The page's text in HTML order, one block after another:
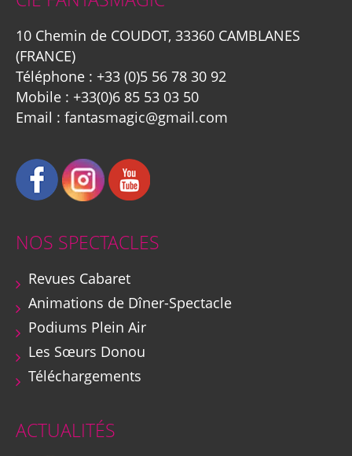
10 Chemin de COUDOT, 33360 CAMBLANES
(FRANCE)
Téléphone : +33 (0)5 56 78 30 92
Mobile : +33(0)6 85 53 03 50
Email : fantasmagic@gmail.com
NOS SPECTACLES
Revues Cabaret
Animations de Dîner-Spectacle
Podiums Plein Air
Les Sœurs Donou
Téléchargements
ACTUALITÉS